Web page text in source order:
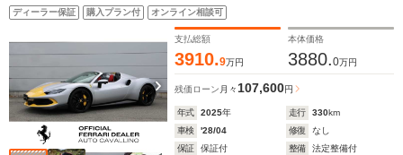
ライプ ADASフルパッケージ カーボンアウターシル
カバー コルサカーボンレーシングシート カーボンス
テアリング マットペイントホイール バックレーダー
ディーラー保証 購入プラン付 オンライン相談可
支払総額
3910.9万円
本体価格
3880.0万円
残価ローン 月々107,600円
年式 2025年 走行 330km
車検
'28/04 修復
なし
保証
保証付 整備
法定整備付